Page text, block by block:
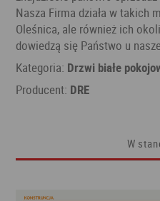
Nasza Firma działa w takich
Oleśnica, ale również ich
dowiedzą się Państwo u
Kategoria: Drzwi białe
Producent: DRE
W